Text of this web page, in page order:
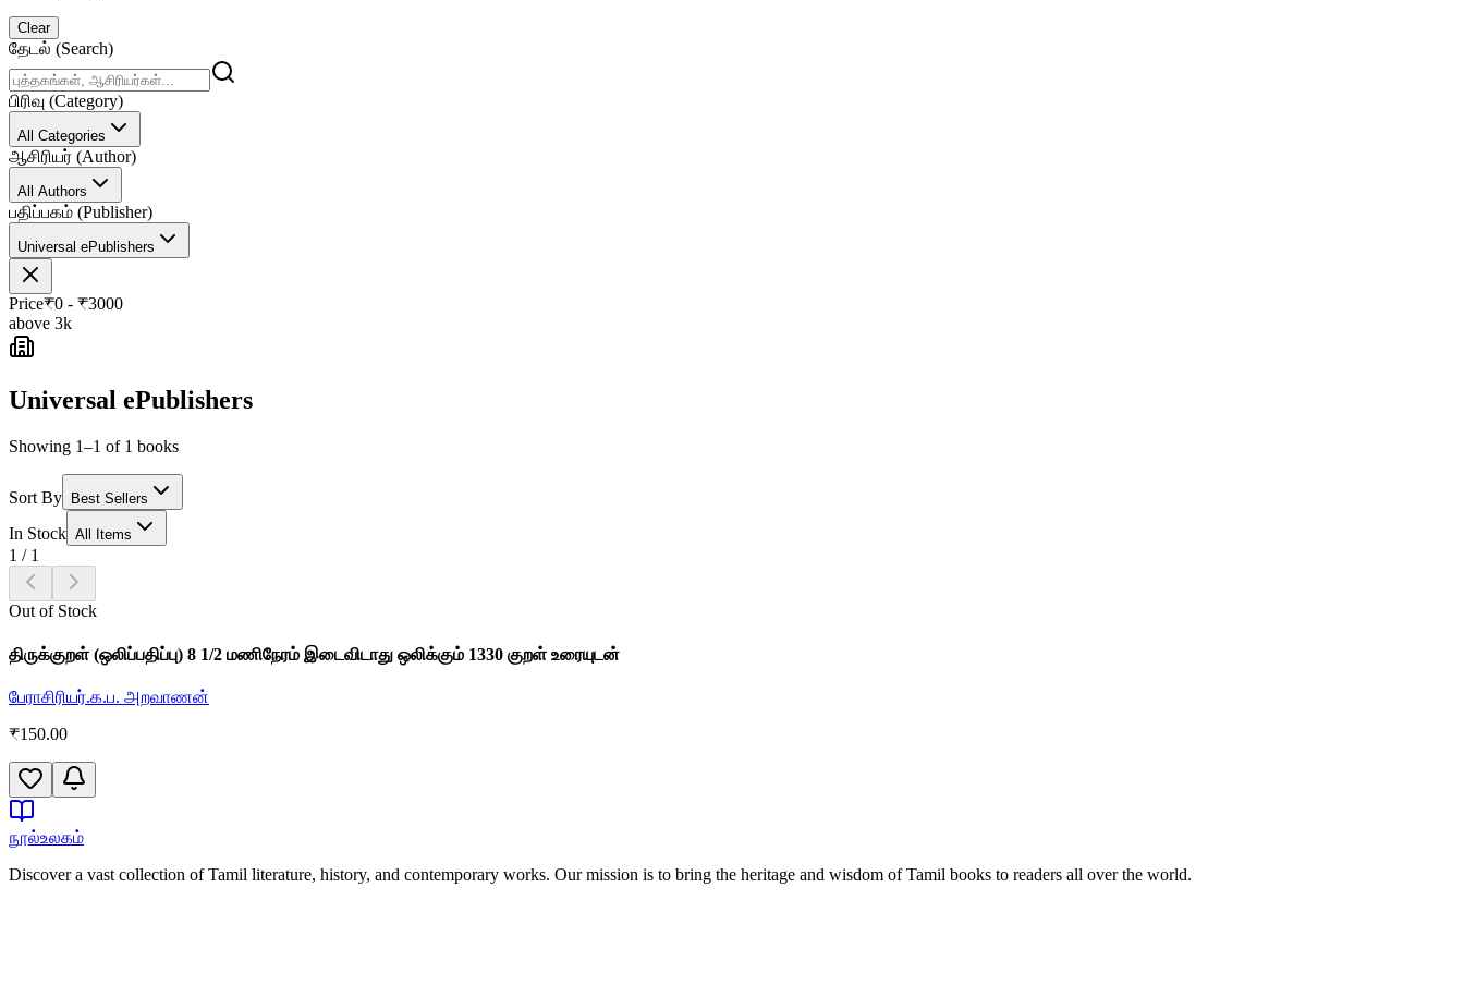
Clear
தேடல் (Search)
பிரிவு (Category)
All Categories
ஆசிரியர் (Author)
All Authors
பதிப்பகம் (Publisher)
Universal ePublishers
Price₹0 - ₹3000
above 3k
Universal ePublishers
Showing 1–1 of 1 books
Sort By Best Sellers
In Stock All Items
1 / 1
Out of Stock
திருக்குறள் (ஒலிப்பதிப்பு) 8 1/2 மணிநேரம் இடைவிடாது ஒலிக்கும் 1330 குறள் உரையுடன்
பேராசிரியர்.க.ப. அறவாணன்
₹150.00
நூல்உலகம்
Discover a vast collection of Tamil literature, history, and contemporary works. Our mission is to bring the heritage and wisdom of Tamil books to readers all over the world.